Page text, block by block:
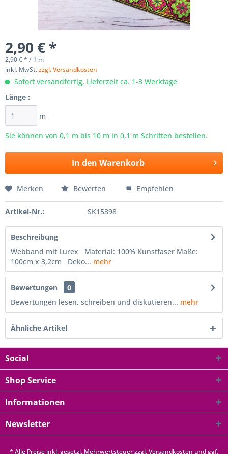
2,90 € *
2,90 € * / 1 m
inkl. MwSt.zzgl. Versandkosten
Sofort versandfertig, Lieferzeit ca. 1-3 Werktage
Länge :
m
Sie können von 0,1 m bis 10 m in 0,1 m Schritten bestellen.
In den Warenkorb
Merken Bewerten Empfehlen
Artikel-Nr.: SK15398
Beschreibung
Webband mit Lurex Material: 100% Kunstfaser Maße:
100cm x 3,2cm Deko... mehr
Bewertungen
0
Bewertungen lesen, schreiben und diskutieren... mehr
Ähnliche Artikel
Social
Shop Service
Informationen
Newsletter
* Alle Preise inkl. gesetzl. Mehrwertsteuer zzgl.Versandkosten und ggf.